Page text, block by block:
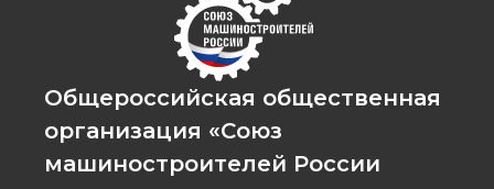
Общероссийская общественная
организация «Союз
машиностроителей России